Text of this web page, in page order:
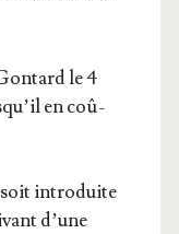
le 4
en coû­
soit intro­duite
d’une